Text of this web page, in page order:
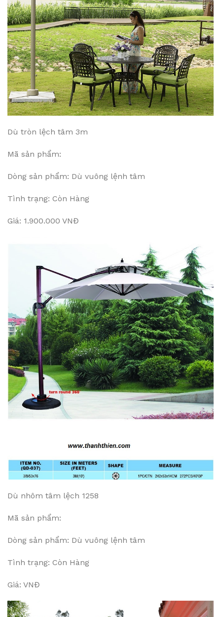
Dù tròn lệch tâm 3m
Mã sản phẩm:
Dòng sản phẩm: Dù vuông lệnh tâm
Tình trạng: Còn Hàng
Giá: 1.900.000 VNĐ
Dù nhôm tâm lệch 1258
Mã sản phẩm:
Dòng sản phẩm: Dù vuông lệnh tâm
Tình trạng: Còn Hàng
Giá: VNĐ